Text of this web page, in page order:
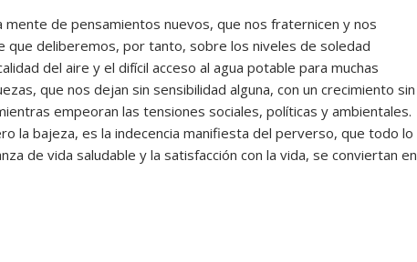
de pensamientos nuevos, que nos fraternicen y nos
que deliberemos, por tanto, sobre los niveles de soledad
del aire y el difícil acceso al agua potable para muchas
que nos dejan sin sensibilidad alguna, con un crecimiento sin
empeoran las tensiones sociales, políticas y ambientales.
la bajeza, es la indecencia manifiesta del perverso, que todo lo
de vida saludable y la satisfacción con la vida, se conviertan en